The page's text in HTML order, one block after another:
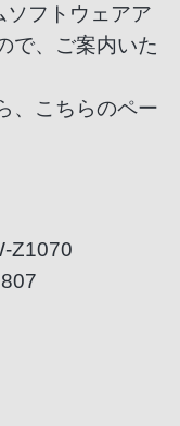
ソフトウェアア
で、ご案内いた
、こちらのペー
Z1070